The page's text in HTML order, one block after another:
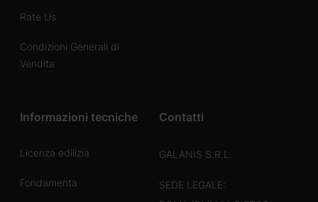
Rate Us
Condizioni Generali di
Vendita
Informazioni tecniche
Licenza edilizia
Fondamenta
Contatti
GALANIS S.R.L.
SEDE LEGALE: